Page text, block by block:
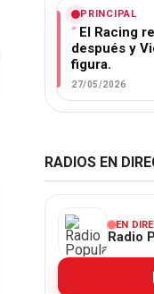
PRINCIPAL
El Racing
después y
figura.
27/05/2026
RADIOS EN
EN
Radio